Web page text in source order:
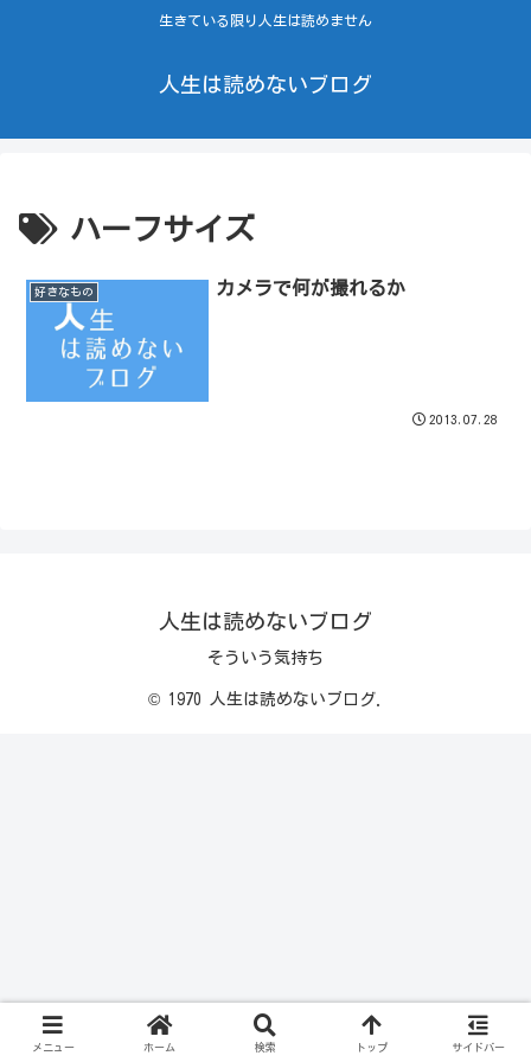
生きている限り人生は読めません
人生は読めないブログ
ハーフサイズ
好きなもの カメラで何が撮れるか
2013.07.28
人生は読めないブログ
そういう気持ち
© 1970 人生は読めないブログ.
メニュー ホーム 検索 トップ サイドバー